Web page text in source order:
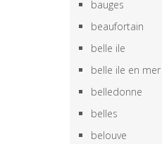
bauges
beaufortain
belle ile
belle ile en mer
belledonne
belles
belouve